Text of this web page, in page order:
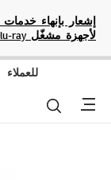
للعملاء
Menu بحث